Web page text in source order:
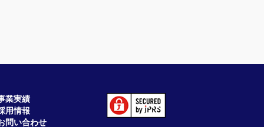
業実績
用情報
問い合わせ